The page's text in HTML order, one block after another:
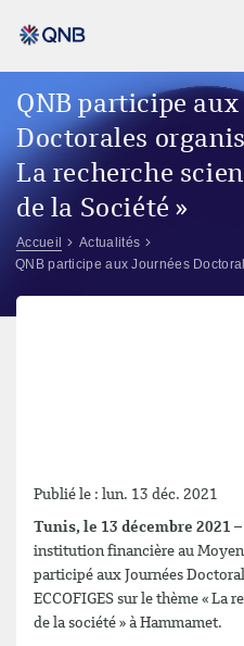
QNB participe aux
Doctorales
La recherche
de la Société »
Accueil
Actualités
QNB participe aux Journées
Publié le : lun. 13 déc. 2021
Tunis, le 13 décembre 2021
institution financière au
participé aux Journées
ECCOFIGES sur le thème « La
de la société » à Hammamet.